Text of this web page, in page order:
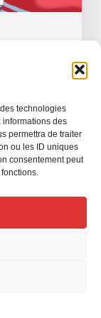
technologies
informations des
permettra de traiter
ou les ID uniques
consentement peut